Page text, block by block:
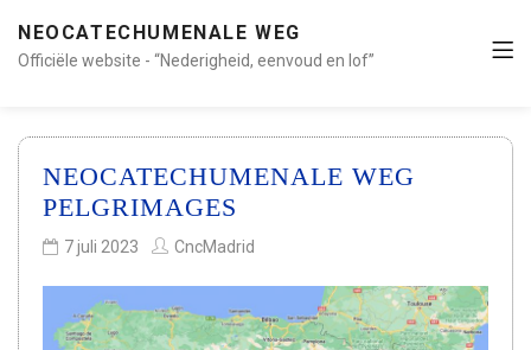
NEOCATECHUMENALE WEG
Officiële website - “Nederigheid, eenvoud en lof”
NEOCATECHUMENALE WEG
PELGRIMAGES
7 juli 2023 CncMadrid